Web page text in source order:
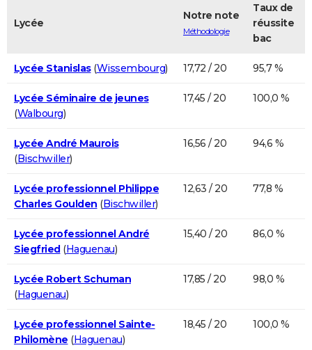
Lycée
Notre note
Méthodologie
Taux de
réussite
bac
Lycée Stanislas(Wissembourg) 17,72 / 20 95,7 %
Lycée Séminaire de jeunes
(Walbourg)
17,45 / 20 100,0 %
Lycée André Maurois
(Bischwiller)
16,56 / 20 94,6 %
Lycée professionnel Philippe
Charles Goulden (Bischwiller)
12,63 / 20 77,8 %
Lycée professionnel André
Siegfried(Haguenau)
15,40 / 20 86,0 %
Lycée Robert Schuman
(Haguenau)
17,85 / 20 98,0 %
Lycée professionnel Sainte-
Philomène (Haguenau)
18,45 / 20 100,0 %